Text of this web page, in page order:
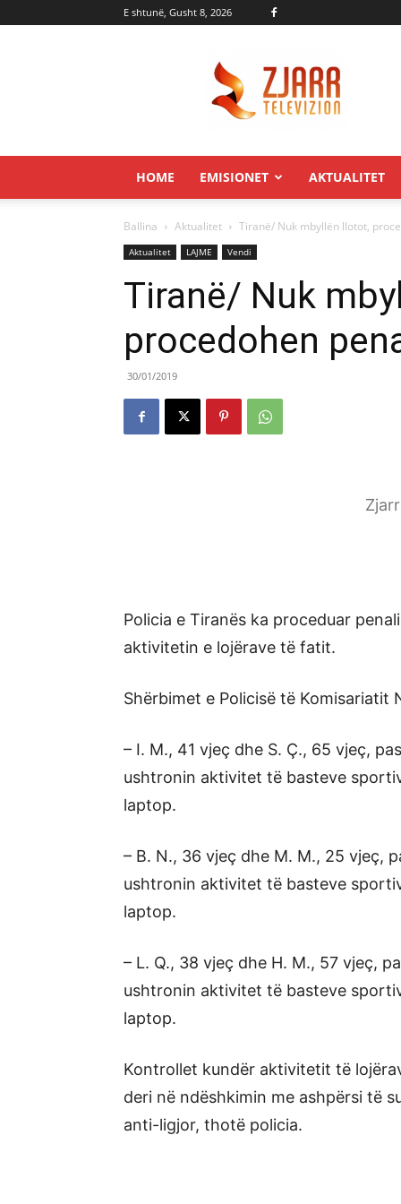
E shtunë, Gusht 8, 2026
HOME EMISIONET AKTUALITET
Ballina Aktualitet Tiranë/ Nuk mbyllën llotot,
Aktualitet LAJME Vendi
Tiranë/ Nuk
procedohen
30/01/2019
Policia e Tiranës ka proceduar
aktivitetin e lojërave të fatit.
Shërbimet e Policisë të Komisariatit
– I. M., 41 vjeç dhe S. Ç., 65 vjeç,
ushtronin aktivitet të basteve
laptop.
– B. N., 36 vjeç dhe M. M., 25 vjeç,
ushtronin aktivitet të basteve
laptop.
– L. Q., 38 vjeç dhe H. M., 57 vjeç,
ushtronin aktivitet të basteve
laptop.
Kontrollet kundër aktivitetit të
deri në ndëshkimin me ashpërsi të
anti-ligjor, thotë policia.